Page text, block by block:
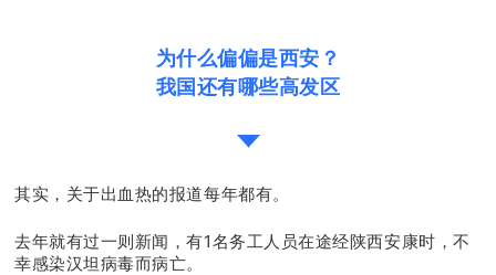
为什么偏偏是西安？
我国还有哪些高发区
其实，关于出血热的报道每年都有。
去年就有过一则新闻，有1名务工人员在途经陕西安康时，不
幸感染汉坦病毒而病亡。